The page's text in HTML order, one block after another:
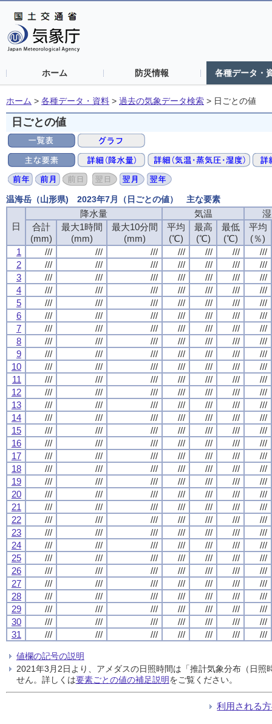
ホーム 防災情報 各種データ・
ホーム > 各種データ・資料 > 過去の気象データ検索 > 日ごとの値
日ごとの値
温海岳（山形県) 2023年7月（日ごとの値） 主な要素
日
降水量 気温
合計
(mm)
最大1時間
(mm)
最大10分間
(mm)
平均
(℃)
最高
(℃)
最低
(℃)
平均
(％)
1
/// /// /// /// /// ///
///
2
/// /// /// /// /// ///
///
3
/// /// /// /// /// ///
///
4
/// /// /// /// /// ///
///
5
/// /// /// /// /// ///
///
6
/// /// /// /// /// ///
///
7
/// /// /// /// /// ///
///
8
/// /// /// /// /// ///
///
9
/// /// /// /// /// ///
///
10
/// /// /// /// /// ///
///
11
/// /// /// /// /// ///
///
12
/// /// /// /// /// ///
///
13
/// /// /// /// /// ///
///
14
/// /// /// /// /// ///
///
15
/// /// /// /// /// ///
///
16
/// /// /// /// /// ///
///
17
/// /// /// /// /// ///
///
18
/// /// /// /// /// ///
///
19
/// /// /// /// /// ///
///
20
/// /// /// /// /// ///
///
21
/// /// /// /// /// ///
///
22
/// /// /// /// /// ///
///
23
/// /// /// /// /// ///
///
24
/// /// /// /// /// ///
///
25
/// /// /// /// /// ///
///
26
/// /// /// /// /// ///
///
27
/// /// /// /// /// ///
///
28
/// /// /// /// /// ///
///
29
/// /// /// /// /// ///
///
30
/// /// /// /// /// ///
///
31
/// /// /// /// /// /// ///
値欄の記号の説明
2021年3月2日より、アメダスの日照時間は「推計気象分布（日
せん。詳しくは要素ごとの値の補足説明をご覧ください。
利用される